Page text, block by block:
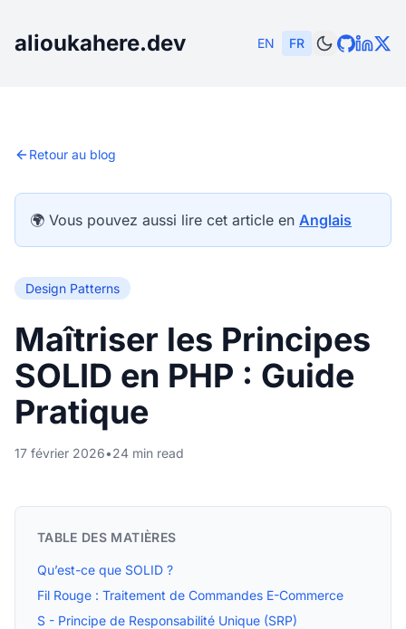
alioukahere.dev EN FR
Retour au blog
🌍 Vous pouvez aussi lire cet article en Anglais
Design Patterns
Maîtriser les Principes
SOLID en PHP : Guide
Pratique
17 février 2026•24 min read
TABLE DES MATIÈRES
Qu’est-ce que SOLID ?
Fil Rouge : Traitement de Commandes E-Commerce
S - Principe de Responsabilité Unique (SRP)